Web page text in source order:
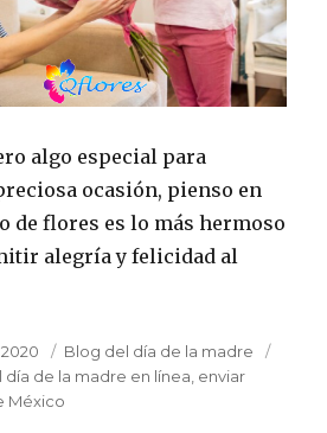
algo especial para
ocasión, pienso en
de flores es lo más hermoso
alegría y felicidad al
Category
Blog del día de la madre
de la madre en línea enviar
México